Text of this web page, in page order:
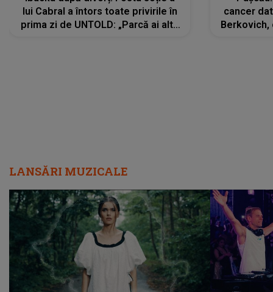
lui Cabral a întors toate privirile în
prima zi de UNTOLD: „Parcă ai altă
cancer
Berkovich,
LANSĂRI MUZICALE